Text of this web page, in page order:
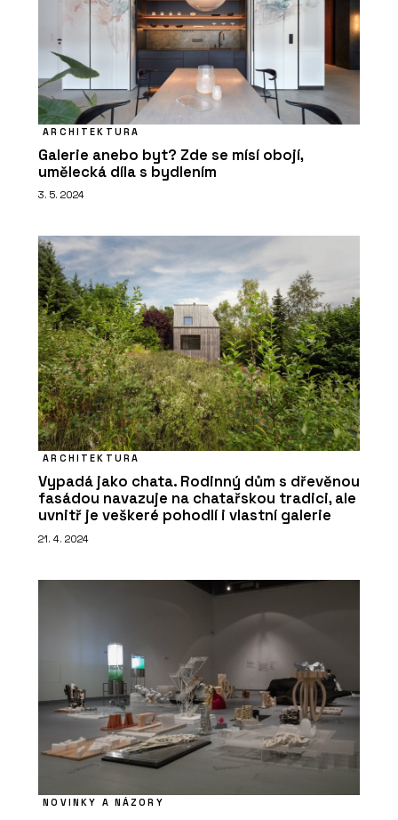
ARCHITEKTURA
Galerie anebo byt? Zde se mísí obojí,
umělecká díla s bydlením
3. 5. 2024
ARCHITEKTURA
Vypadá jako chata. Rodinný dům s dřevěnou
fasádou navazuje na chatařskou tradici, ale
uvnitř je veškeré pohodlí i vlastní galerie
21. 4. 2024
NOVINKY A NÁZORY